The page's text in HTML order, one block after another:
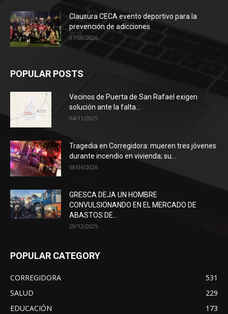
Clausura CECA evento deportivo para la
prevención de adicciones
07/08/2026
POPULAR POSTS
Vecinos de Puerta de San Rafael exigen
solución ante la falta...
04/11/2025
Tragedia en Corregidora: mueren tres jóvenes
durante incendio en vivienda; su...
08/06/2026
GRESCA DEJA UN HOMBRE
CONVULSIONANDO EN EL MERCADO DE
ABASTOS DE...
29/12/2025
POPULAR CATEGORY
CORREGIDORA
531
SALUD
229
EDUCACIÓN
173